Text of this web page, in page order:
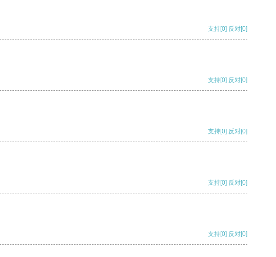
支持[0] 反对[0]
支持[0] 反对[0]
支持[0] 反对[0]
支持[0] 反对[0]
支持[0] 反对[0]